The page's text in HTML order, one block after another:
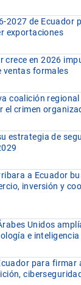
2027 de Ecuador
exportaciones
crece en 2026
ventas formales
coalición
el crimen
estrategia de
a Ecuador
inversión y
Unidos
e inteligencia
para firmar